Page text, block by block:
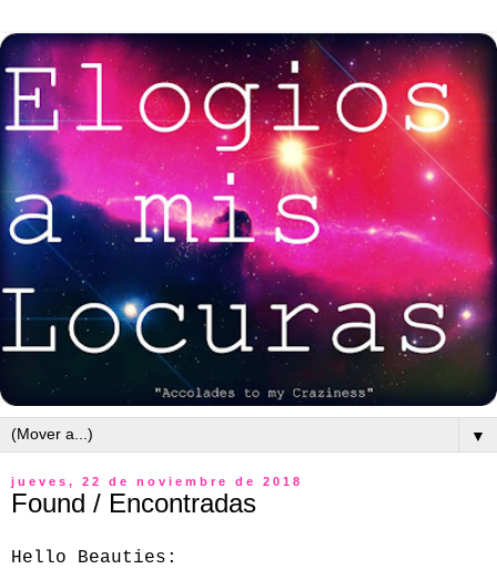
▼
jueves, 22 de noviembre de 2018
Found / Encontradas
Hello Beauties: